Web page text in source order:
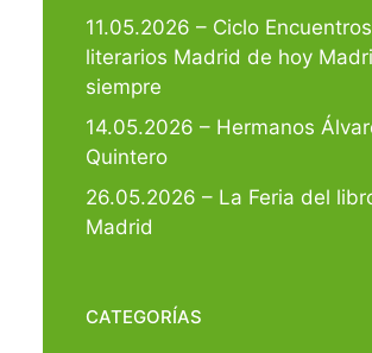
11.05.2026 – Ciclo Encuentros
literarios Madrid de hoy
siempre
14.05.2026 – Hermanos
Quintero
26.05.2026 – La Feria del
Madrid
CATEGORÍAS